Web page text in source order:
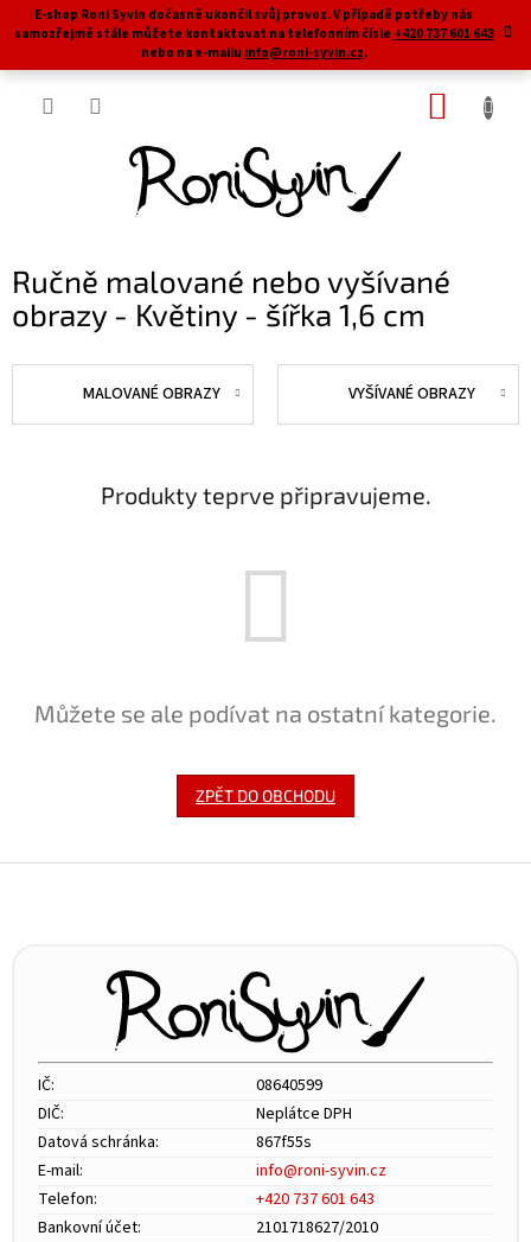
PřejítE-shop Roni Syvin dočasně ukončil svůj provoz. V případě potřeby nás
samozřejmě stále můžete kontaktovat na telefonním čísle +420 737 601 643
nebo na e-mailu info@roni-syvin.cz.
Ručně malované nebo vyšívané
obrazy - Květiny - šířka 1,6 cm
MALOVANÉ OBRAZY VYŠÍVANÉ OBRAZY
Produkty teprve připravujeme.
Můžete se ale podívat na ostatní kategorie.
ZPĚT DO OBCHODU
IČ:
08640599
DIČ:
Neplátce DPH
Datová schránka:
867f55s
E-mail:
info@roni-syvin.cz
Telefon:
+420 737 601 643
Bankovní účet:
2101718627/2010